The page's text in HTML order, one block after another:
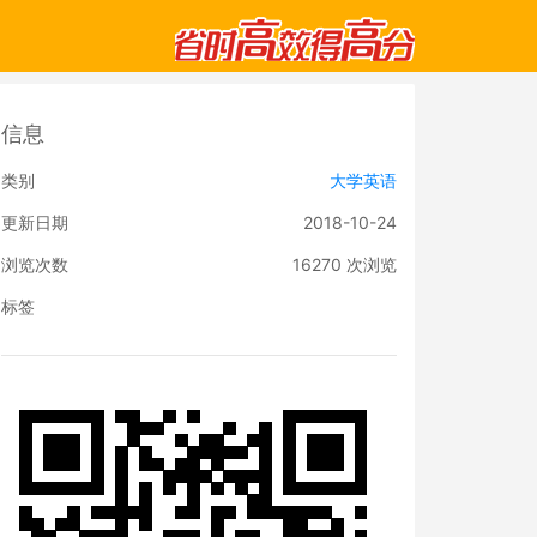
信息
类别 大学英语
更新日期 2018-10-24
浏览次数 16270 次浏览
标签